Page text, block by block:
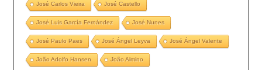
José Carlos Vieira José Castello
José Luis García Fernández José Nunes
José Paulo Paes José Ángel Leyva José Ángel Valente
João Adolfo Hansen João Almino